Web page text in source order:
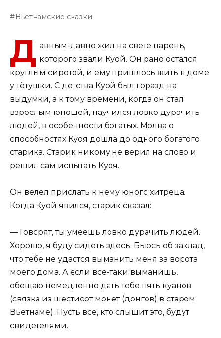
Вьетнамские сказки
Д авным-давно жил на свете парень,
которого звали Куой. Он рано остался
круглым сиротой, и ему пришлось жить в доме
у тётушки. С детства Куой был горазд на
выдумки, а к тому времени, когда он стал
взрослым юношей, научился ловко дурачить
людей, в особенности богатых. Молва о
способностях Куоя дошла до одного богатого
старика. Старик никому не верил на слово и
решил сам испытать Куоя.
Он велел прислать к нему юного хитреца.
Когда Куой явился, старик сказал:
— Говорят, ты умеешь ловко дурачить людей.
Хорошо, я буду сидеть здесь. Бьюсь об заклад,
что тебе не удастся выманить меня за ворота
моего дома. А если всё-таки выманишь,
обещаю немедленно дать тебе пять куанов
(связка из шестисот монет (донгов) в старом
Вьетнаме). Пусть все, кто слышит это, будут
свидетелями.